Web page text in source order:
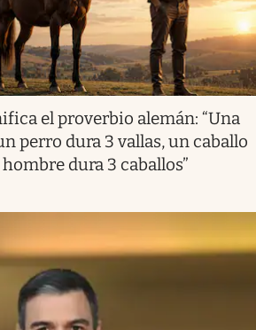
el proverbio alemán: “Una
perro dura 3 vallas, un caballo
dura 3 caballos”